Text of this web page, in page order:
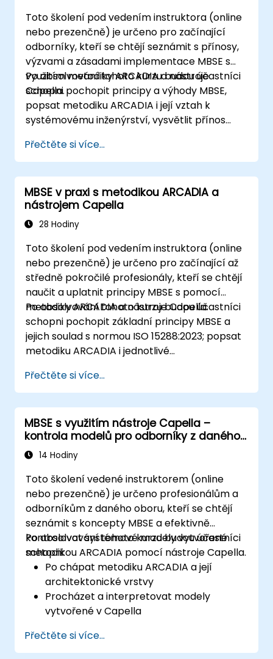
Toto školení pod vedením instruktora (online
nebo prezenčně) je určeno pro začínající
odborníky, kteří se chtějí seznámit s přínosy,
výzvami a zásadami implementace MBSE s
využitím metodiky ARCADIA a nástroje
Capella.
Po absolvování tohoto kurzu budou účastníci
schopni pochopit principy a výhody MBSE,
popsat metodiku ARCADIA i její vztah k
systémovému inženýrství, vysvětlit přínos
založeným na dokumentech, identifikovat
dopady MBSE na inženýrskou praxi a pochopit
jeho role při podpoře digitální kontinuity a
spolupráce mezi různými odbornostmi.
Přečtěte si více...
MBSE v praxi s metodikou ARCADIA a
nástrojem Capella
28 Hodiny
Toto školení pod vedením instruktora (online
nebo prezenčně) je určeno pro začínající až
středně pokročilé profesionály, kteří se chtějí
naučit a uplatnit principy MBSE s pomocí
metodiky ARCADIA a nástroje Capella.
Po absolvování tohoto kurzu budou účastníci
schopni pochopit základní principy MBSE a
jejich soulad s normou ISO 15288:2023; popsat
metodiku ARCADIA i jednotlivé
od operačních potřeb po fyzickou
architekturu; používat nástroj Capella k
tvorbě a správě systémových modelů; a
rovněž implementovat osvědčené postupy v
modelování na konkrétním příkladu z praxe.
Přečtěte si více...
MBSE s využitím nástroje Capella –
kontrola modelů pro odborníky z daného
oboru14 Hodiny
Toto školení vedené instruktorem (online
nebo prezenčně) je určeno profesionálům a
odborníkům z daného oboru, kteří se chtějí
seznámit s koncepty MBSE a efektivně
kontrolovat systémové modely vytvořené
metodikou ARCADIA pomocí nástroje Capella.
Po absolvování tohoto kurzu budou účastníci
schopni:
Po chápat metodiku ARCADIA a její
architektonické vrstvy
Procházet a interpretovat modely
vytvořené v Capella
požadavky na systém a jeho
architekturou
Přečtěte si více...